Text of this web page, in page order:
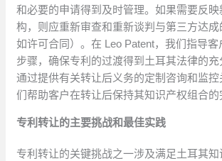
和必要的申请得到及时管理。如果需要反映
构，则应重新审查和重新谈判与第三方达成
如许可合同）。在 Leo Patent，我们指导
步骤，确保专利的过渡得到土耳其法律的充
通过提供有关转让后义务的定制咨询和监
们帮助客户在转让后保持其知识产权组合的
专利转让的主要挑战和最佳实践
专利转让的关键挑战之一涉及满足土耳其